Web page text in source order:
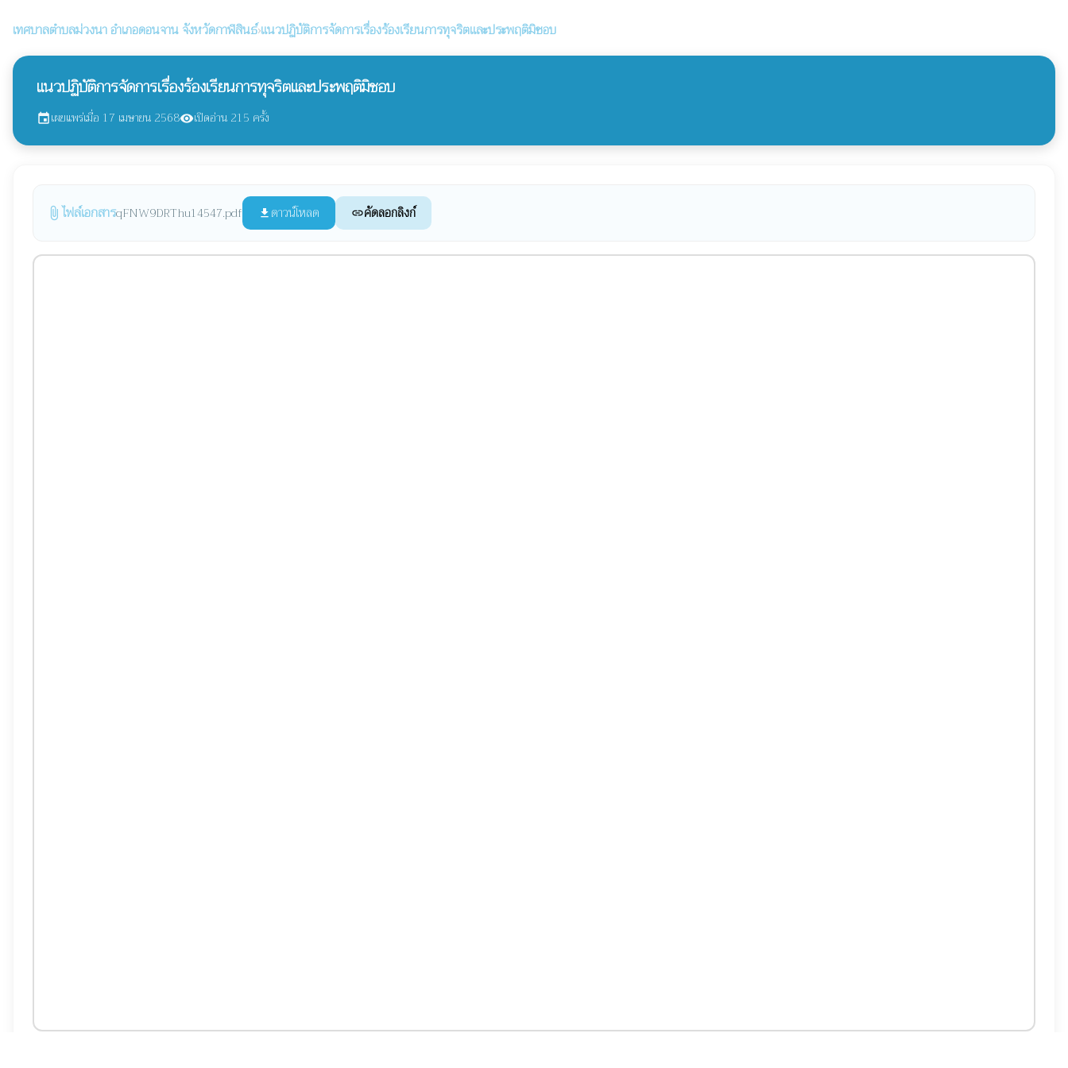
เทศบาลตำบลม่วงนาอำเภอดอนจาน จังหวัดกาฬสินธ์›แนวปฏิบัติการจัดการเรื่องร้องเรียนการทุจริตและประพฤติมิชอบ
แนวปฏิบัติการจัดการเรื่องร้องเรียนการทุจริตและประพฤติมิชอบ
eventเผยแพร่เมื่อ 17 เมษายน 2568visibilityเปิดอ่าน 215 ครั้ง
attach_file ไฟล์เอกสารqFNW9DRThu14547.pdf file_download ดาวน์โหลด linkคัดลอกลิงก์